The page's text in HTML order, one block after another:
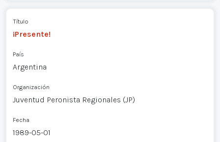
Título
¡Presente!
País
Argentina
Organización
Juventud Peronista Regionales (JP)
Fecha
1989-05-01